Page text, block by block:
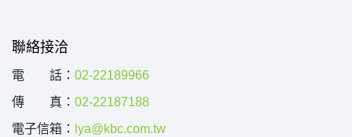
聯絡接洽
電 話： 02-22189966
傳 真： 02-22187188
電子信箱：
lya@kbc.com.tw